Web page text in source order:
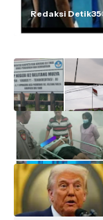
Redaksi Detik35